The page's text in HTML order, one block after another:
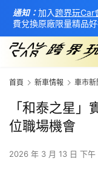
首頁 新車情報 車市新
「和泰之星
位職場機會
2026 年 3 月 13 日 下午
通知：加入 跨界玩Car
費兌換原廠限量精品好